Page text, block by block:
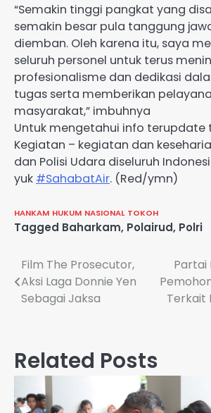
“Semakin tinggi pangkat yang
semakin besar pula tanggung
diemban. Oleh karena itu, saya
seluruh personel untuk terus
profesionalisme dan dedikasi
tugas serta memberikan
masyarakat,” imbuhnya
Untuk mengetahui info terupdate
Kegiatan – kegiatan dan
dan Polisi Udara diseluruh
yuk #SahabatAir. (Red/ymn)
HANKAM HUKUM NASIONAL TOKOH
Tagged Baharkam, Polairud, Polri
Navigasi
pos
Film The Prosecutor,
Aksi Laga Donnie Yen
Sebagai Jaksa
Partai
Terkait
Related Posts